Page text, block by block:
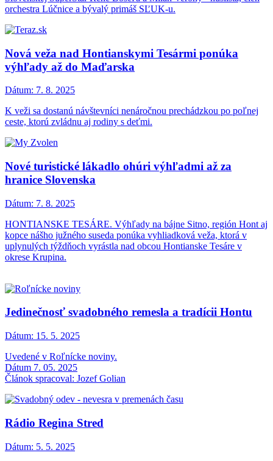
orchestra Lúčnice a bývalý primáš SĽUK-u.
Nová veža nad Hontianskymi Tesármi ponúka
výhľady až do Maďarska
Dátum: 7. 8. 2025
K veži sa dostanú návštevníci nenáročnou prechádzkou po poľnej
ceste, ktorú zvládnu aj rodiny s deťmi.
Nové turistické lákadlo ohúri výhľadmi až za
hranice Slovenska
Dátum: 7. 8. 2025
HONTIANSKE TESÁRE. Výhľady na bájne Sitno, región Hont aj
kopce nášho južného suseda ponúka vyhliadková veža, ktorá v
uplynulých týždňoch vyrástla nad obcou Hontianske Tesáre v
okrese Krupina.
Jedinečnosť svadobného remesla a tradícii Hontu
Dátum: 15. 5. 2025
Uvedené v Roľnícke noviny.
Dátum 7. 05. 2025
Článok spracoval: Jozef Golian
Rádio Regina Stred
Dátum: 5. 5. 2025